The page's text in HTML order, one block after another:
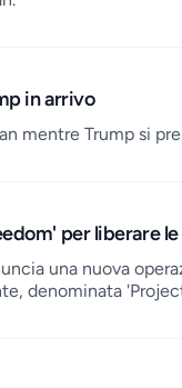
in arrivo
mentre Trump si
per liberare le
una nuova
denominata